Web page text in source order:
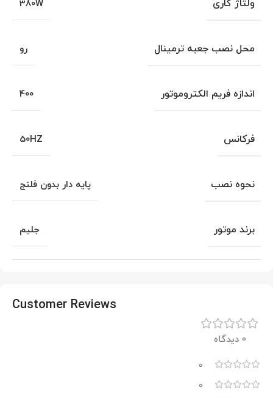
ولتاژ کاری 380W
محل نصب جعبه ترمینال رو
اندازه فریم الکتروموتور 400
فرکانس 50HZ
نحوه نصب پایه دار بدون فلنج
برند موتور جلیم
Customer Reviews
0 دیدگاه
0
0